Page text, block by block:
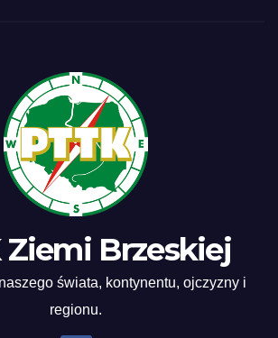
Ziemi Brzeskiej
świata, kontynentu, ojczyzny i
regionu.